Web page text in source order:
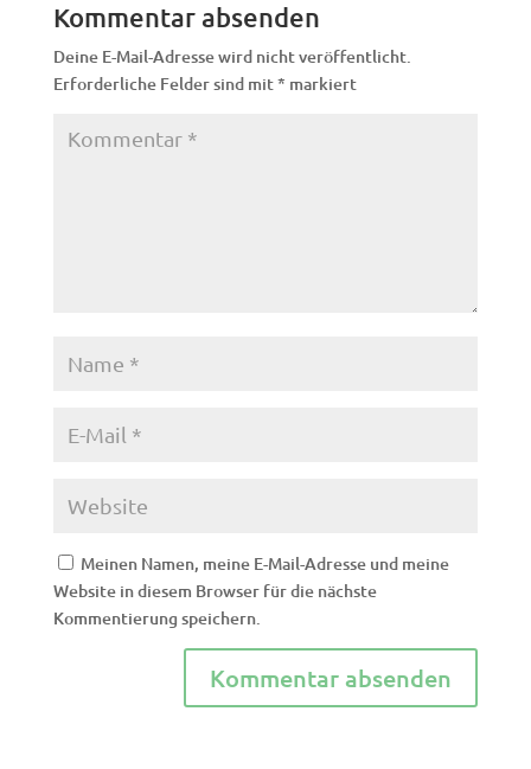
Kommentar absenden
Deine E-Mail-Adresse wird nicht veröffentlicht.
Erforderliche Felder sind mit* markiert
Meinen Namen, meine E-Mail-Adresse und meine
Website in diesem Browser für die nächste
Kommentierung speichern.